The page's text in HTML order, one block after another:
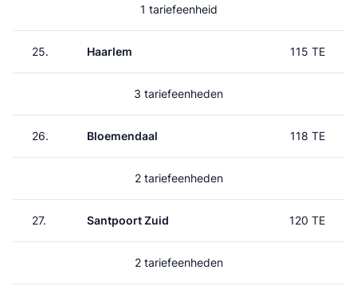
1 tariefeenheid
25. Haarlem 115 TE
3 tariefeenheden
26. Bloemendaal 118 TE
2 tariefeenheden
27. Santpoort Zuid 120 TE
2 tariefeenheden